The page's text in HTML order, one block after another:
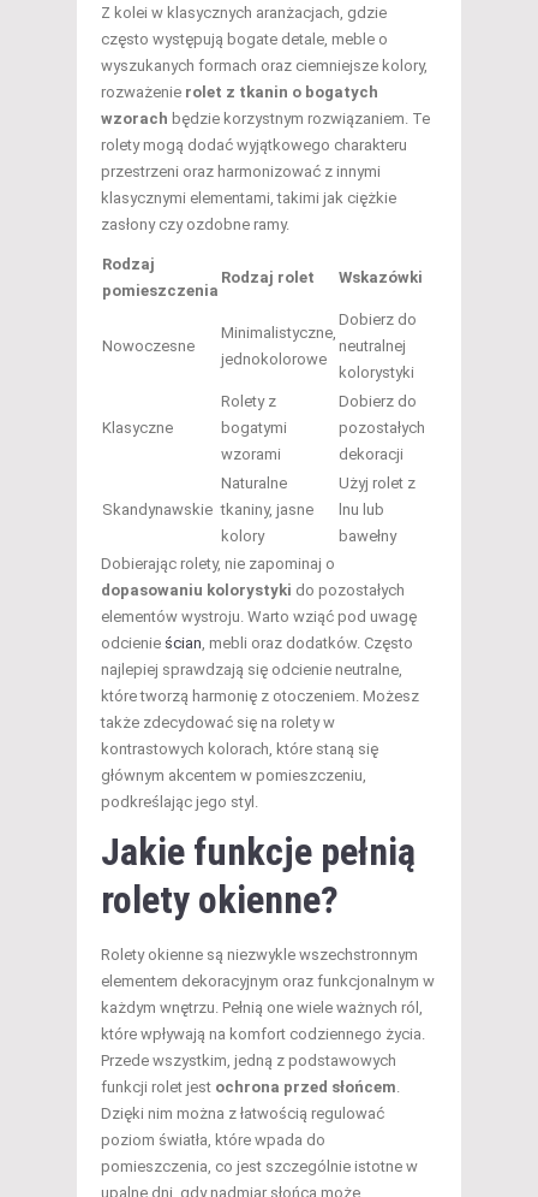
Z kolei w klasycznych aranżacjach, gdzie
często występują bogate detale, meble o
wyszukanych formach oraz ciemniejsze kolory,
rozważenie rolet z tkanin o bogatych
wzorach będzie korzystnym rozwiązaniem. Te
rolety mogą dodać wyjątkowego charakteru
przestrzeni oraz harmonizować z innymi
klasycznymi elementami, takimi jak ciężkie
zasłony czy ozdobne ramy.
Rodzaj
pomieszczenia
Rodzaj rolet Wskazówki
Nowoczesne
Minimalistyczne,
jednokolorowe
Dobierz do
neutralnej
kolorystyki
Klasyczne
Rolety z
bogatymi
wzorami
Dobierz do
pozostałych
dekoracji
Skandynawskie
Naturalne
tkaniny, jasne
kolory
Użyj rolet z
lnu lub
bawełny
Dobierając rolety, nie zapominaj o
dopasowaniu kolorystyki do pozostałych
elementów wystroju. Warto wziąć pod uwagę
odcienie ścian, mebli oraz dodatków. Często
najlepiej sprawdzają się odcienie neutralne,
które tworzą harmonię z otoczeniem. Możesz
także zdecydować się na rolety w
kontrastowych kolorach, które staną się
głównym akcentem w pomieszczeniu,
podkreślając jego styl.
Jakie funkcje pełnią
rolety okienne?
Rolety okienne są niezwykle wszechstronnym
elementem dekoracyjnym oraz funkcjonalnym w
każdym wnętrzu. Pełnią one wiele ważnych ról,
które wpływają na komfort codziennego życia.
Przede wszystkim, jedną z podstawowych
funkcji rolet jest ochrona przed słońcem.
Dzięki nim można z łatwością regulować
poziom światła, które wpada do
pomieszczenia, co jest szczególnie istotne w
upalne dni, gdy nadmiar słońca może